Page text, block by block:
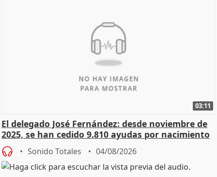
03:11
El delegado José Fernández: desde noviembre de
2025, se han cedido 9.810 ayudas por nacimiento
Sonido Totales 04/08/2026